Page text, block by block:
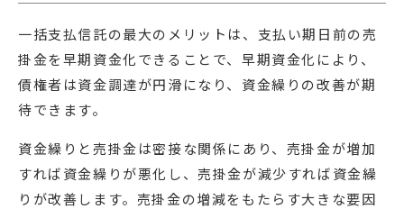
一括支払信託の最大のメリットは、支払い期日前の売
掛金を早期資金化できることで、早期資金化により、
債権者は資金調達が円滑になり、資金繰りの改善が期
待できます。
資金繰りと売掛金は密接な関係にあり、売掛金が増加
すれば資金繰りが悪化し、売掛金が減少すれば資金繰
りが改善します。売掛金の増減をもたらす大きな要因